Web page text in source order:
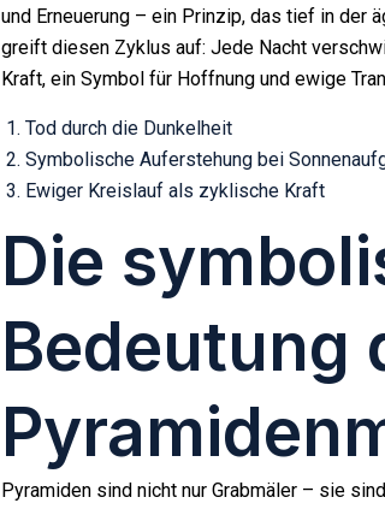
und Erneuerung – ein Prinzip, das tief in der
greift diesen Zyklus auf: Jede Nacht
Kraft, ein Symbol für Hoffnung und ewige
Tod durch die Dunkelheit
Symbolische Auferstehung bei
Ewiger Kreislauf als zyklische Kraft
Die
Bedeutung
Pyramiden sind nicht nur Grabmäler – sie